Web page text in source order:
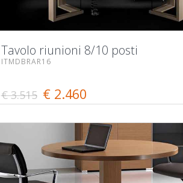
Tavolo riunioni 8/10 posti
ITMDBRAR16
€ 3.515 € 2.460